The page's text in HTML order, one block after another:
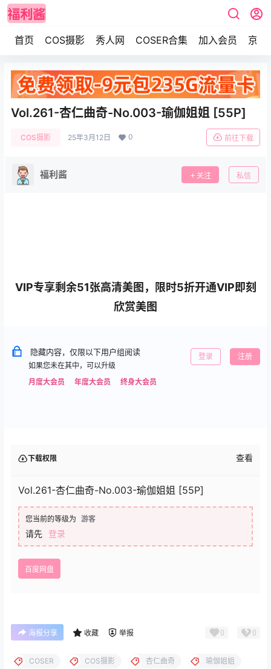
首页 COS摄影 秀人网 COSER合集 加入会员 京东
Vol.261-杏仁曲奇-No.003-瑜伽姐姐 [55P]
COS摄影 25年3月12日 0 前往下载
福利酱 关注 私信
VIP专享剩余51张高清美图，限时5折开通VIP即刻
欣赏美图
隐藏内容，仅限以下用户组阅读
如果您未在其中，可以升级
月度大会员
年度大会员 终身大会员
登录 注册
下载权限 查看
Vol.261-杏仁曲奇-No.003-瑜伽姐姐 [55P]
您当前的等级为 游客
请先 登录
百度网盘
海报分享 收藏 举报 0 0
COSER COS摄影 杏仁曲奇 瑜伽姐姐